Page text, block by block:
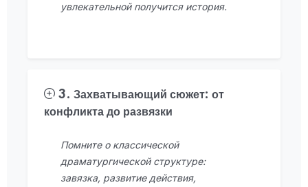
увлекательной получится история.
3. Захватывающий сюжет: от
конфликта до развязки
Помните о классической
драматургической структуре:
завязка, развитие действия,